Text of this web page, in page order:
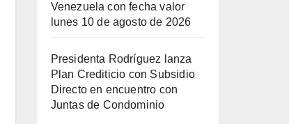
Venezuela con fecha valor
lunes 10 de agosto de 2026
Presidenta Rodríguez lanza
Plan Crediticio con Subsidio
Directo en encuentro con
Juntas de Condominio